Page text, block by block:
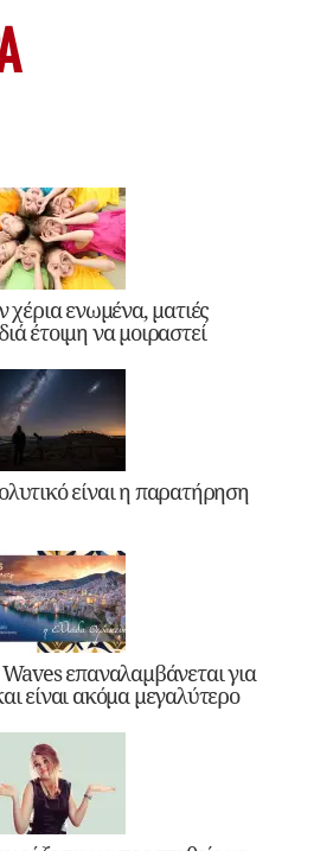
χέρια ενωμένα, ματιές
έτοιμη να μοιραστεί
είναι η παρατήρηση
επαναλαμβάνεται για
είναι ακόμα μεγαλύτερο